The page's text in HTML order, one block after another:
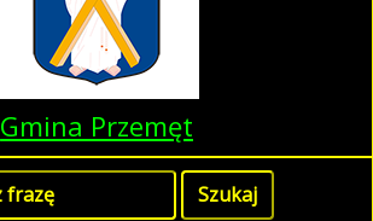
Gmina Przemęt